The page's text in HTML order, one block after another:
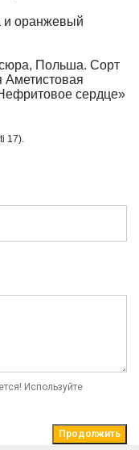
и оранжевый
Польша. Сорт
Аметистовая
сердце»
17).
Используйте
Продолжить